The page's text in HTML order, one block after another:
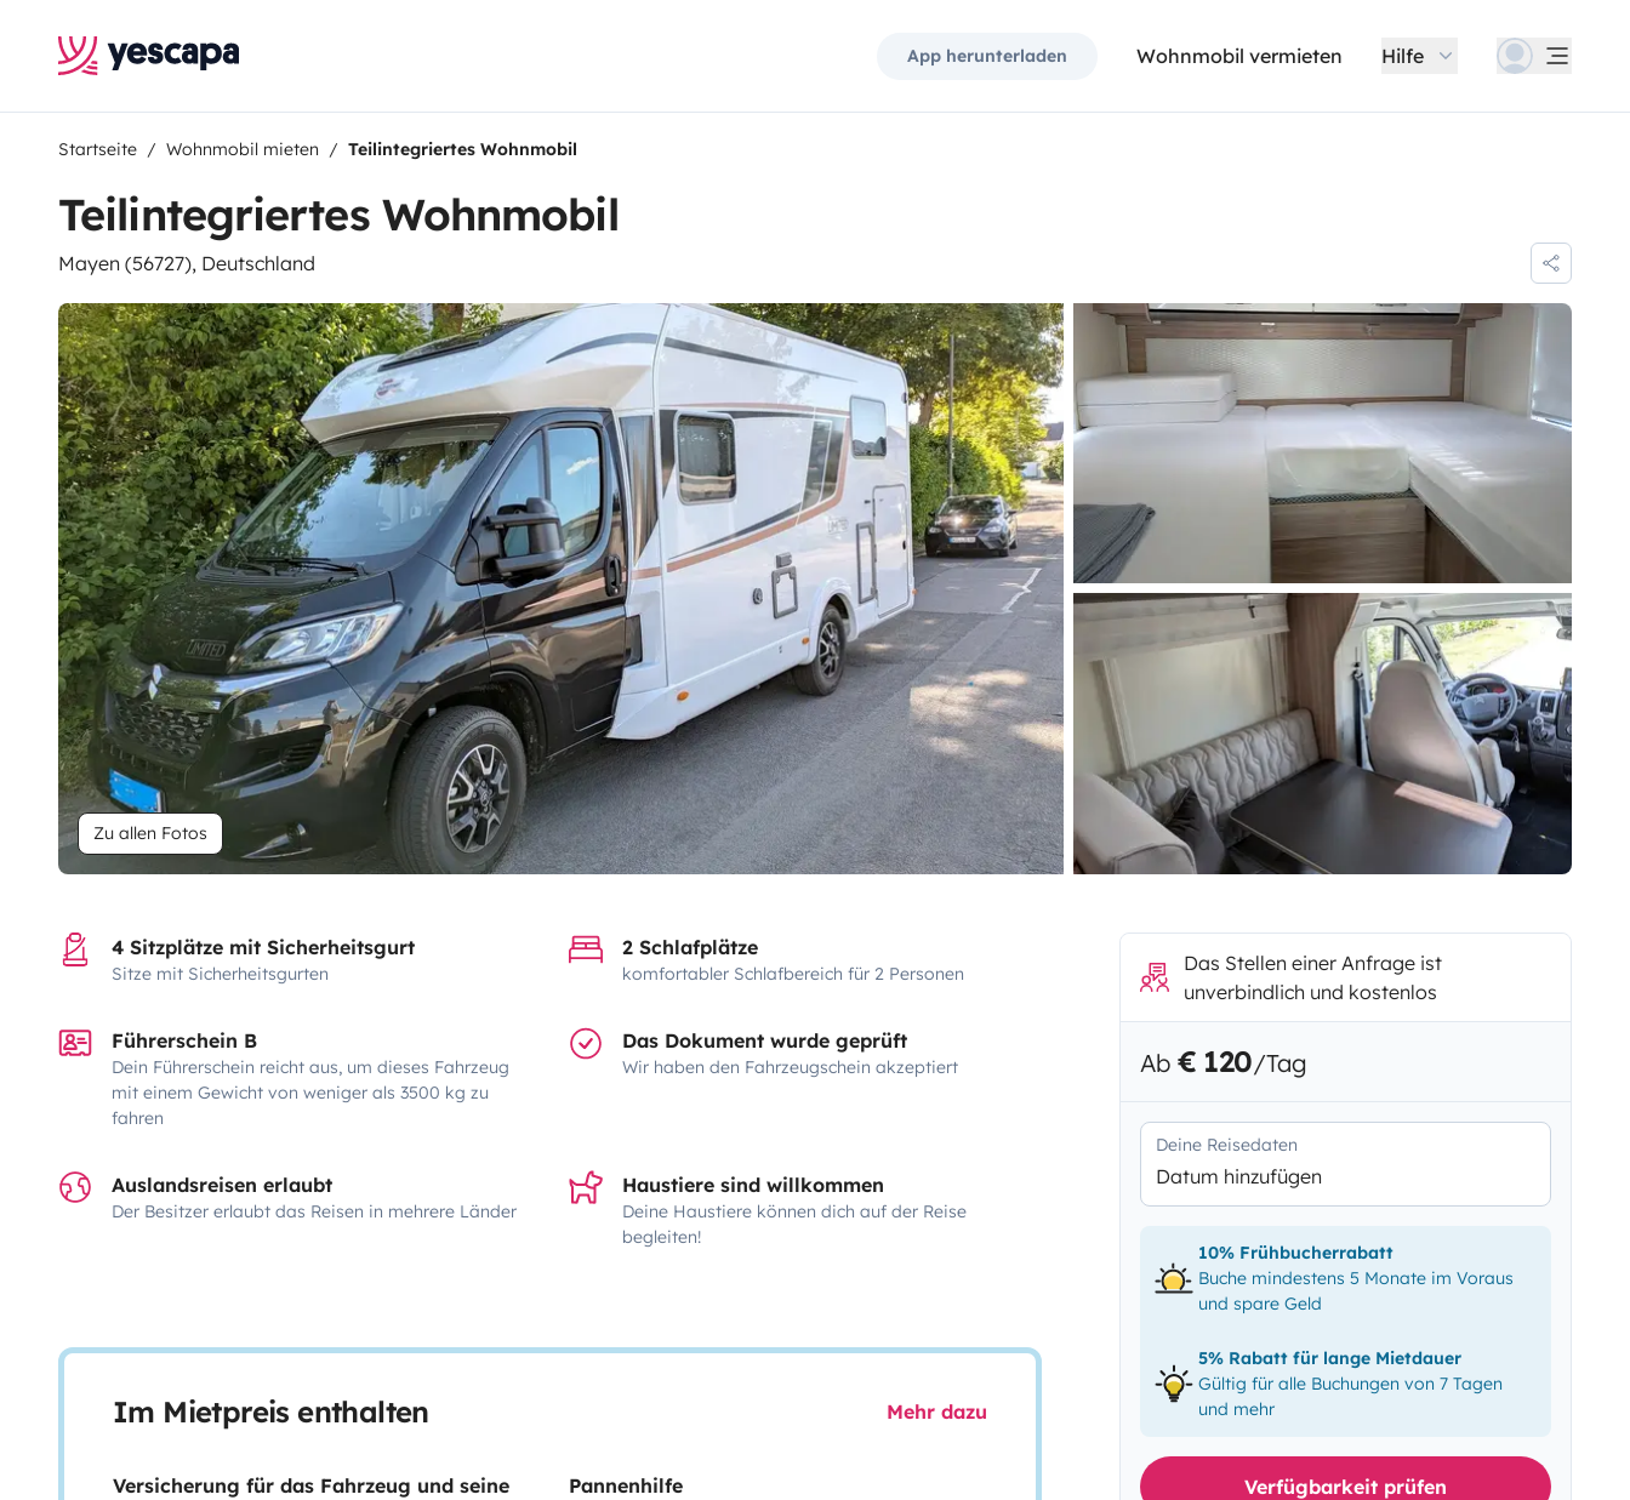
App herunterladen Wohnmobil vermieten Hilfe
Startseite Wohnmobil mieten Teilintegriertes Wohnmobil
Teilintegriertes Wohnmobil
Mayen (56727), Deutschland
Zu allen Fotos
4 Sitzplätze mit Sicherheitsgurt
Sitze mit Sicherheitsgurten
2 Schlafplätze
komfortabler Schlafbereich für 2 Personen
Führerschein B
Dein Führerschein reicht aus, um dieses Fahrzeug
mit einem Gewicht von weniger als 3500 kg zu
fahren
Das Dokument wurde geprüft
Wir haben den Fahrzeugschein akzeptiert
Auslandsreisen erlaubt
Der Besitzer erlaubt das Reisen in mehrere Länder
Haustiere sind willkommen
Deine Haustiere können dich auf der Reise
begleiten!
Im Mietpreis enthalten Mehr dazu
Versicherung für das Fahrzeug und seine
Pannenhilfe
Das Stellen einer Anfrage ist
unverbindlich und kostenlos
Ab € 120/Tag
Deine Reisedaten
Datum hinzufügen
10% Frühbucherrabatt
Buche mindestens 5 Monate im Voraus
und spare Geld
5% Rabatt für lange Mietdauer
Gültig für alle Buchungen von 7 Tagen
und mehr
Verfügbarkeit prüfen